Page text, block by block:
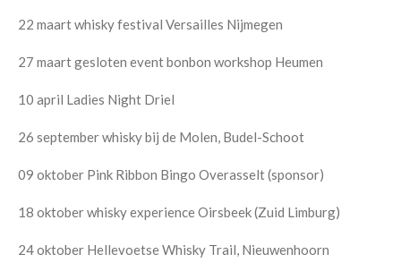
22 maart whisky festival Versailles Nijmegen
27 maart gesloten event bonbon workshop Heumen
10 april Ladies Night Driel
26 september whisky bij de Molen, Budel-Schoot
09 oktober Pink Ribbon Bingo Overasselt (sponsor)
18 oktober whisky experience Oirsbeek (Zuid Limburg)
24 oktober Hellevoetse Whisky Trail, Nieuwenhoorn